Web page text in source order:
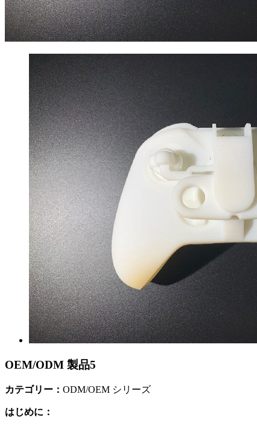
OEM/ODM 製品5
カテゴリー： ODM/OEM シリーズ
はじめに：